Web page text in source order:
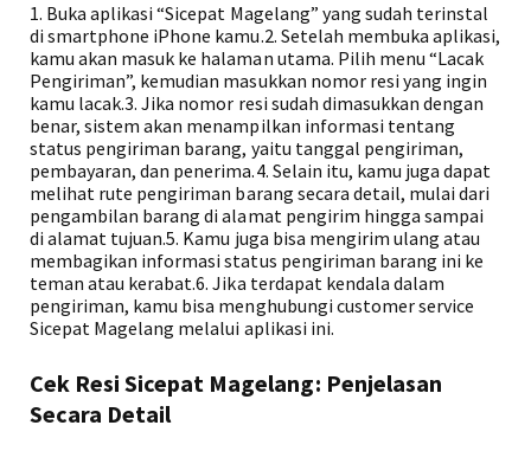
1. Buka aplikasi “Sicepat Magelang” yang sudah terinstal
di smartphone iPhone kamu.2. Setelah membuka aplikasi,
kamu akan masuk ke halaman utama. Pilih menu “Lacak
Pengiriman”, kemudian masukkan nomor resi yang ingin
kamu lacak.3. Jika nomor resi sudah dimasukkan dengan
benar, sistem akan menampilkan informasi tentang
status pengiriman barang, yaitu tanggal pengiriman,
pembayaran, dan penerima.4. Selain itu, kamu juga dapat
melihat rute pengiriman barang secara detail, mulai dari
pengambilan barang di alamat pengirim hingga sampai
di alamat tujuan.5. Kamu juga bisa mengirim ulang atau
membagikan informasi status pengiriman barang ini ke
teman atau kerabat.6. Jika terdapat kendala dalam
pengiriman, kamu bisa menghubungi customer service
Sicepat Magelang melalui aplikasi ini.
Cek Resi Sicepat Magelang: Penjelasan
Secara Detail